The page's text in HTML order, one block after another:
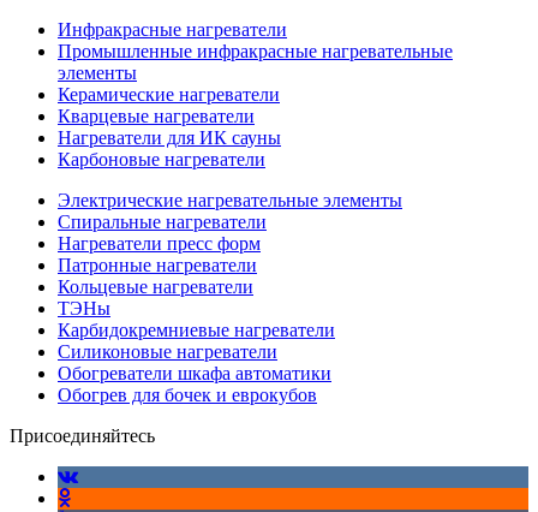
Инфракрасные нагреватели
Промышленные инфракрасные нагревательные
элементы
Керамические нагреватели
Кварцевые нагреватели
Нагреватели для ИК сауны
Карбоновые нагреватели
Электрические нагревательные элементы
Спиральные нагреватели
Нагреватели пресс форм
Патронные нагреватели
Кольцевые нагреватели
ТЭНы
Карбидокремниевые нагреватели
Силиконовые нагреватели
Обогреватели шкафа автоматики
Обогрев для бочек и еврокубов
Присоединяйтесь